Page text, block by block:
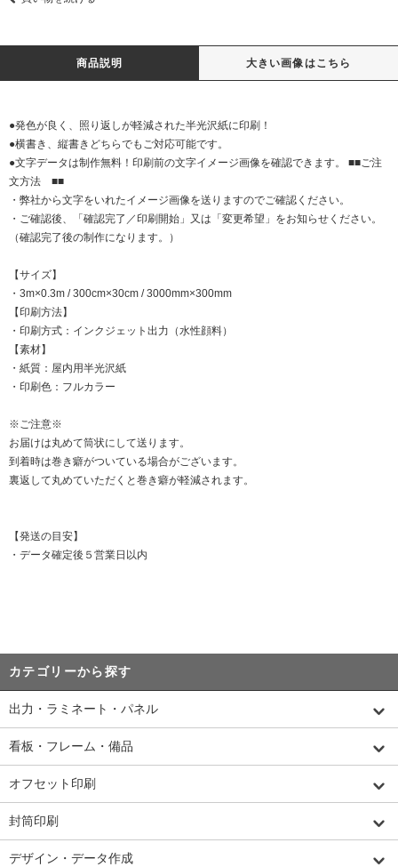
商品説明 大きい画像はこちら
●発色が良く、照り返しが軽減された半光沢紙に印刷！
●横書き、縦書きどちらでもご対応可能です。
●文字データは制作無料！印刷前の文字イメージ画像を確認できます。 ■■ご注
文方法 ■■
・弊社から文字をいれたイメージ画像を送りますのでご確認ください。
・ご確認後、「確認完了／印刷開始」又は「変更希望」をお知らせください。
（確認完了後の制作になります。）
【サイズ】
・3m×0.3m / 300cm×30cm / 3000mm×300mm
【印刷方法】
・印刷方式：インクジェット出力（水性顔料）
【素材】
・紙質：屋内用半光沢紙
・印刷色：フルカラー
※ご注意※
お届けは丸めて筒状にして送ります。
到着時は巻き癖がついている場合がございます。
裏返して丸めていただくと巻き癖が軽減されます。
【発送の目安】
・データ確定後５営業日以内
カテゴリーから探す
出力・ラミネート・パネル
看板・フレーム・備品
オフセット印刷
封筒印刷
デザイン・データ作成